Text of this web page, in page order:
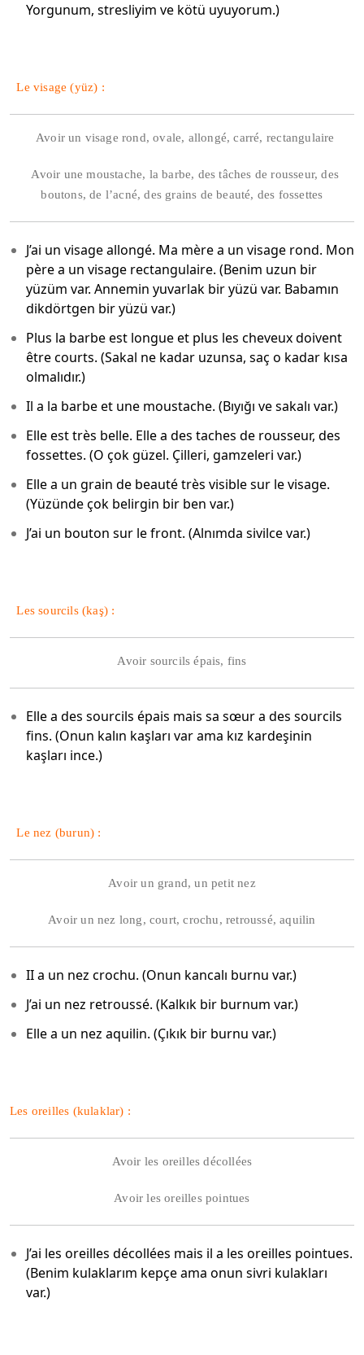
Yorgunum, stresliyim ve kötü uyuyorum.)
Le visage (yüz) :
Avoir un visage rond, ovale, allongé, carré, rectangulaire
Avoir une moustache, la barbe, des tâches de rousseur, des
boutons, de l’acné, des grains de beauté, des fossettes
J’ai un visage allongé. Ma mère a un visage rond. Mon
père a un visage rectangulaire. (Benim uzun bir
yüzüm var. Annemin yuvarlak bir yüzü var. Babamın
dikdörtgen bir yüzü var.)
Plus la barbe est longue et plus les cheveux doivent
être courts. (Sakal ne kadar uzunsa, saç o kadar kısa
olmalıdır.)
Il a la barbe et une moustache. (Bıyığı ve sakalı var.)
Elle est très belle. Elle a des taches de rousseur, des
fossettes. (O çok güzel. Çilleri, gamzeleri var.)
Elle a un grain de beauté très visible sur le visage.
(Yüzünde çok belirgin bir ben var.)
J’ai un bouton sur le front. (Alnımda sivilce var.)
Les sourcils (kaş) :
Avoir sourcils épais, fins
Elle a des sourcils épais mais sa sœur a des sourcils
fins. (Onun kalın kaşları var ama kız kardeşinin
kaşları ince.)
Le nez (burun) :
Avoir un grand, un petit nez
Avoir un nez long, court, crochu, retroussé, aquilin
II a un nez crochu. (Onun kancalı burnu var.)
J’ai un nez retroussé. (Kalkık bir burnum var.)
Elle a un nez aquilin. (Çıkık bir burnu var.)
Les oreilles (kulaklar) :
Avoir les oreilles décollées
Avoir les oreilles pointues
J’ai les oreilles décollées mais il a les oreilles pointues.
(Benim kulaklarım kepçe ama onun sivri kulakları
var.)